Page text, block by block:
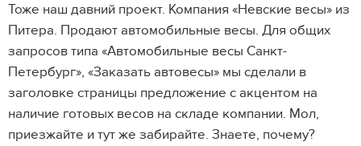
Тоже наш давний проект. Компания «Невские весы» из
Питера. Продают автомобильные весы. Для общих
запросов типа «Автомобильные весы Санкт-
Петербург», «Заказать автовесы» мы сделали в
заголовке страницы предложение с акцентом на
наличие готовых весов на складе компании. Мол,
приезжайте и тут же забирайте. Знаете, почему?